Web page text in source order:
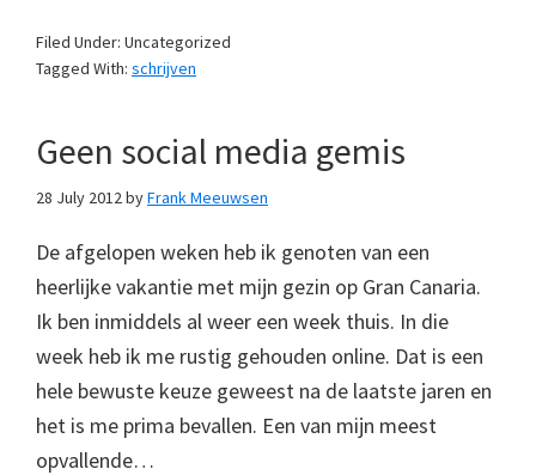
Filed Under: Uncategorized
Tagged With: schrijven
Geen social media gemis
28 July 2012 byFrank Meeuwsen
De afgelopen weken heb ik genoten van een
heerlijke vakantie met mijn gezin op Gran Canaria.
Ik ben inmiddels al weer een week thuis. In die
week heb ik me rustig gehouden online. Dat is een
hele bewuste keuze geweest na de laatste jaren en
het is me prima bevallen. Een van mijn meest
opvallende…